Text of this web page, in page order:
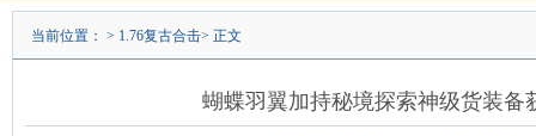
当前位置： > 1.76复古合击> 正文
蝴蝶羽翼加持秘境探索神级货装备